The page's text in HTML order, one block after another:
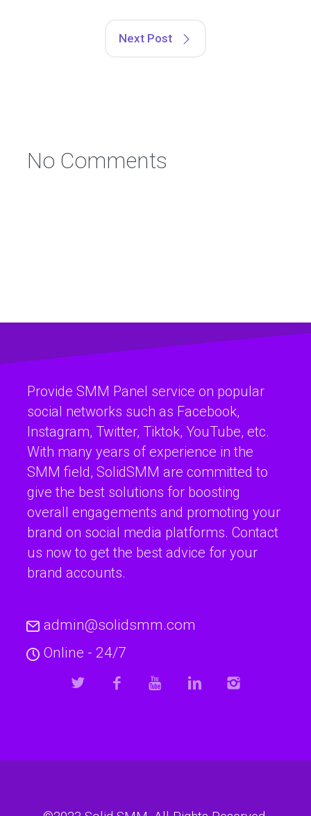
Next Post
No Comments
Provide SMM Panel service on popular
social networks such as Facebook,
Instagram, Twitter, Tiktok, YouTube, etc.
With many years of experience in the
SMM field, SolidSMM are committed to
give the best solutions for boosting
overall engagements and promoting your
brand on social media platforms. Contact
us now to get the best advice for your
brand accounts.
admin@solidsmm.com
Online - 24/7